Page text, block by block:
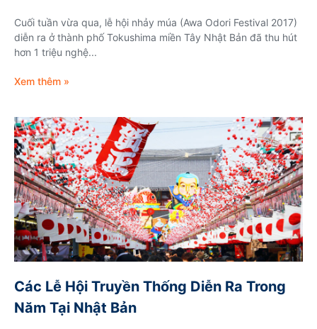
Cuối tuần vừa qua, lễ hội nhảy múa (Awa Odori Festival 2017)
diễn ra ở thành phố Tokushima miền Tây Nhật Bản đã thu hút
hơn 1 triệu nghệ...
Xem thêm »
Các Lễ Hội Truyền Thống Diễn Ra Trong
Năm Tại Nhật Bản